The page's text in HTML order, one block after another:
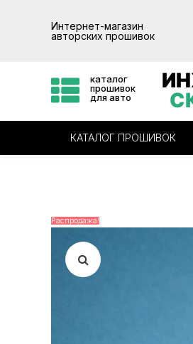
Интернет-магазин
авторских прошивок
каталог
прошивок
для авто
КАТАЛОГ ПРОШИВОК
Распродажа!